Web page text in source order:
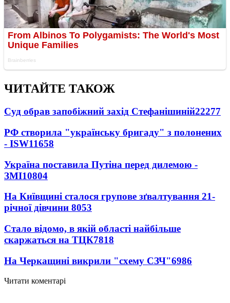
ЧИТАЙТЕ ТАКОЖ
Суд обрав запобіжний захід Стефанішиній22277
РФ створила "українську бригаду" з полонених
- ISW11658
Україна поставила Путіна перед дилемою -
ЗМІ10804
На Київщині сталося групове зґвалтування 21-
річної дівчини 8053
Стало відомо, в якій області найбільше
скаржаться на ТЦК7818
На Черкащині викрили "схему СЗЧ"6986
Читати коментарі